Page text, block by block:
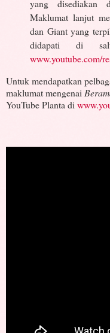
yang
Maklumat lanjut
dan Giant yang
didapati di
www.youtube.com/
Untuk mendapatkan
maklumat mengenai
YouTube Planta di